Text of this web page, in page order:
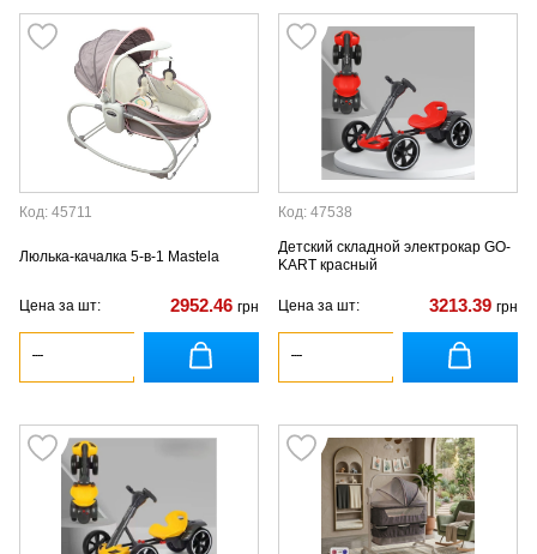
Код: 45711
Люлька-качалка 5-в-1 Mastela
Цена за шт: 2952.46 грн
Код: 47538
Детский складной электрокар GO-
KART красный
Цена за шт: 3213.39 грн